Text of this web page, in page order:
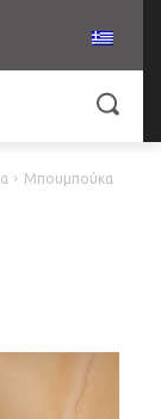
Μπουμπούκα